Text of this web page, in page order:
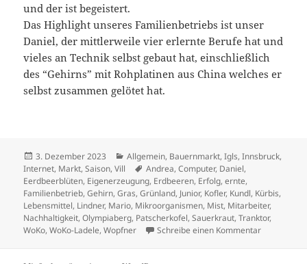
und der ist begeistert.
Das Highlight unseres Familienbetriebs ist unser
Daniel, der mittlerweile vier erlernte Berufe hat und
vieles an Technik selbst gebaut hat, einschließlich
des “Gehirns” mit Rohplatinen aus China welches er
selbst zusammen gelötet hat.
Veröffentlicht
am
3. Dezember 2023 Kategorien
Allgemein, Bauernmarkt,Igls,Innsbruck,
Internet, Markt,Saison,Vill Schlagwörter
Andrea,Computer, Daniel,
Eerdbeerblüten, Eigenerzeugung, Erdbeeren, Erfolg,ernte,
Familienbetrieb,Gehirn,Gras,Grünland, Junior, Kofler, Kundl, Kürbis,
Lebensmittel, Lindner, Mario, Mikroorganismen, Mist, Mitarbeiter,
Nachhaltigkeit,Olympiaberg, Patscherkofel,Sauerkraut,Tranktor,
WoKo,WoKo-Ladele,Wopfner Schreibe einen Kommentarzu Das Jahr